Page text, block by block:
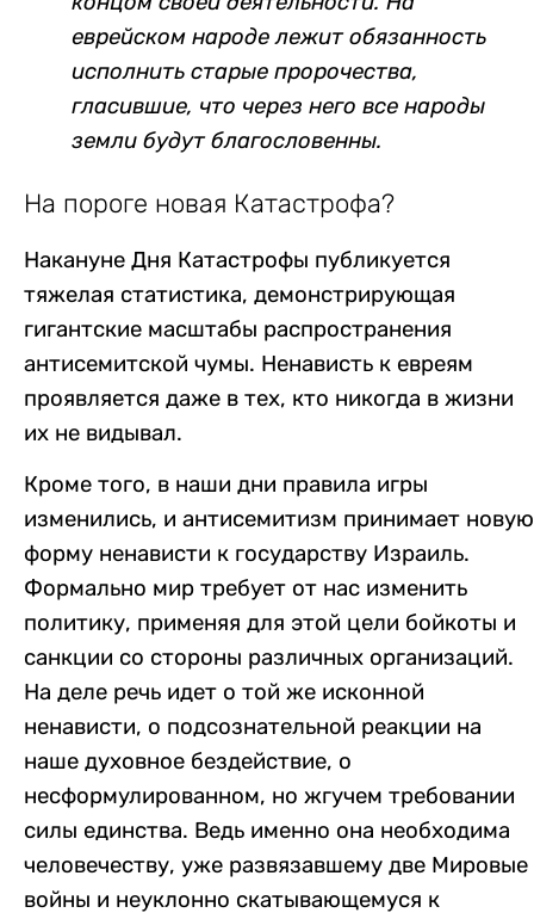
еврейском народе лежит обязанность
исполнить старые пророчества,
гласившие, что через него все народы
земли будут благословенны.
На пороге новая Катастрофа?
Накануне Дня Катастрофы публикуется
тяжелая статистика, демонстрирующая
гигантские масштабы распространения
антисемитской чумы. Ненависть к евреям
проявляется даже в тех, кто никогда в жизни
их не видывал.
Кроме того, в наши дни правила игры
изменились, и антисемитизм принимает новую
форму ненависти к государству Израиль.
Формально мир требует от нас изменить
политику, применяя для этой цели бойкоты и
санкции со стороны различных организаций.
На деле речь идет о той же исконной
ненависти, о подсознательной реакции на
наше духовное бездействие, о
несформулированном, но жгучем требовании
силы единства. Ведь именно она необходима
человечеству, уже развязавшему две Мировые
войны и неуклонно скатывающемуся к